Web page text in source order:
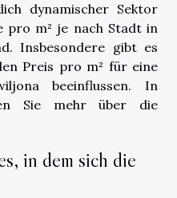
dynamischer Sektor
pro m² je nach Stadt in
Insbesondere gibt es
Preis pro m² für eine
beeinflussen. In
Sie mehr über die
in dem sich die